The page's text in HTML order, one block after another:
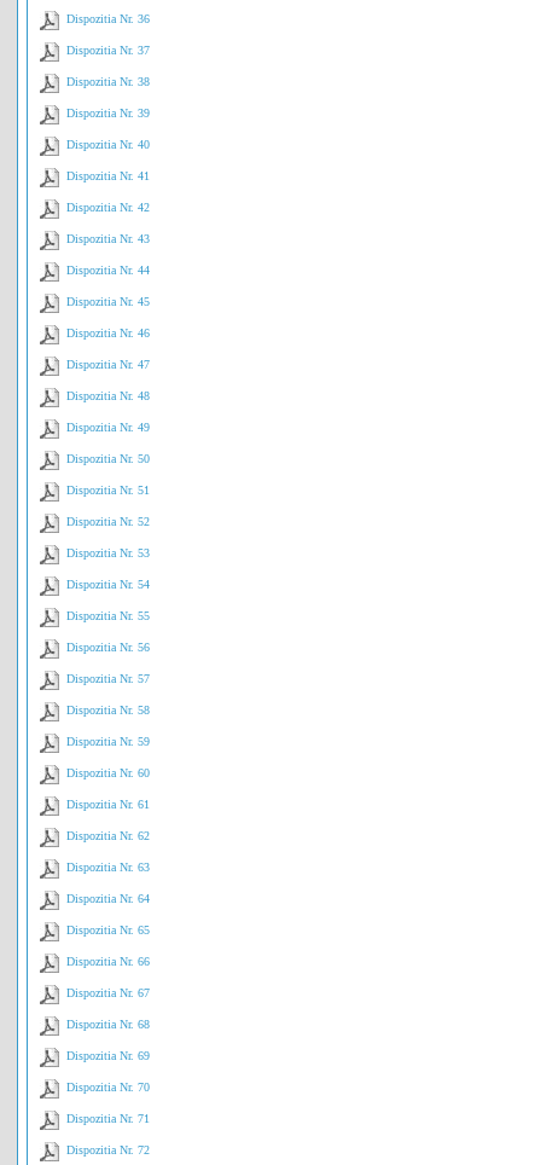
Dispozitia Nr. 36
Dispozitia Nr. 37
Dispozitia Nr. 38
Dispozitia Nr. 39
Dispozitia Nr. 40
Dispozitia Nr. 41
Dispozitia Nr. 42
Dispozitia Nr. 43
Dispozitia Nr. 44
Dispozitia Nr. 45
Dispozitia Nr. 46
Dispozitia Nr. 47
Dispozitia Nr. 48
Dispozitia Nr. 49
Dispozitia Nr. 50
Dispozitia Nr. 51
Dispozitia Nr. 52
Dispozitia Nr. 53
Dispozitia Nr. 54
Dispozitia Nr. 55
Dispozitia Nr. 56
Dispozitia Nr. 57
Dispozitia Nr. 58
Dispozitia Nr. 59
Dispozitia Nr. 60
Dispozitia Nr. 61
Dispozitia Nr. 62
Dispozitia Nr. 63
Dispozitia Nr. 64
Dispozitia Nr. 65
Dispozitia Nr. 66
Dispozitia Nr. 67
Dispozitia Nr. 68
Dispozitia Nr. 69
Dispozitia Nr. 70
Dispozitia Nr. 71
Dispozitia Nr. 72